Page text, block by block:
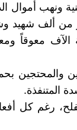
ونهب أموال
من ألف شهيد
معوقاً
والمحتجين
المتنفذة.
رغم كل